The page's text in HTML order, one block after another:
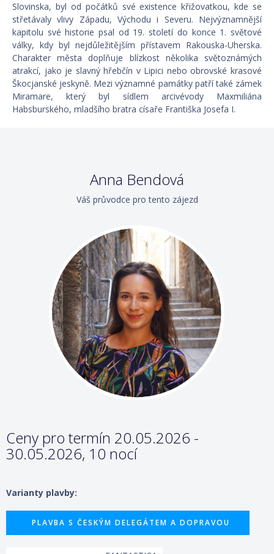
Slovinska, byl od počátků své existence křižovatkou, kde se
střetávaly vlivy Západu, Východu i Severu. Nejvýznamnější
kapitolu své historie psal od 19. století do konce 1. světové
války, kdy byl nejdůležitějším přístavem Rakouska-Uherska.
Charakter města doplňuje blízkost několika světoznámých
atrakcí, jako je slavný hřebčín v Lipici nebo obrovské krasové
Škocjanské jeskyně. Mezi významné památky patří také zámek
Miramare, který byl sídlem arcivévody Maxmiliána
Habsburského, mladšího bratra císaře Františka Josefa I.
Anna Bendová
Váš průvodce pro tento zájezd
Ceny pro termín 20.05.2026 -
30.05.2026, 10 nocí
Varianty plavby:
PLAVBA S ČESKÝM DELEGÁTEM A DOPRAVOU